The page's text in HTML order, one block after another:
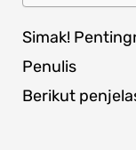
Simak!
Penulis
Berikut